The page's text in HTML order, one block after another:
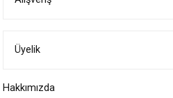
Üyelik
Hakkımızda